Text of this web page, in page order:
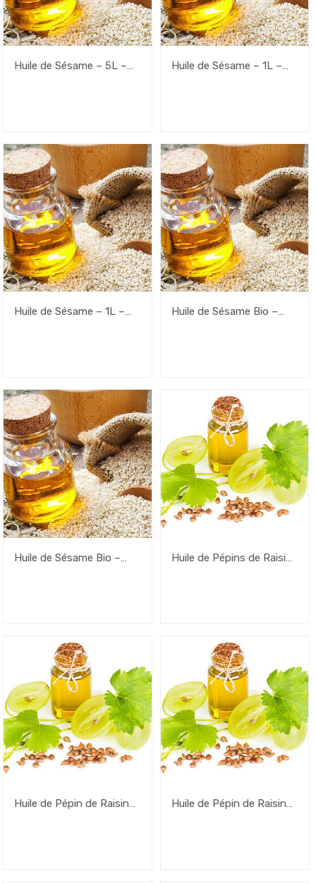
Huile de Sésame – 5L –
Huile de Sésame – 1L –
Huile de Sésame – 1L –
Huile de Sésame Bio –
Huile de Sésame Bio –
Huile de Pépins de Raisins
Huile de Pépin de Raisins
Huile de Pépin de Raisins